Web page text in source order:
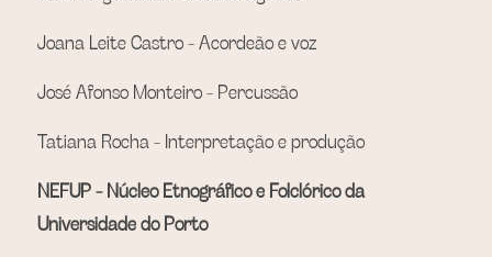
Joana Leite Castro - Acordeão e voz
José Afonso Monteiro - Percussão
Tatiana Rocha - Interpretação e produção
NEFUP - Núcleo Etnográfico e Folclórico da
Universidade do Porto